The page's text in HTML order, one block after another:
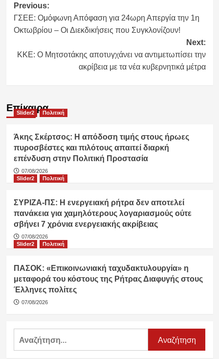
Post
navigation
Previous:
ΓΣΕΕ: Ομόφωνη Απόφαση για 24ωρη Απεργία την 1η
Οκτωβρίου – Οι Διεκδικήσεις που Συγκλονίζουν!
Next:
ΚΚΕ: Ο Μητσοτάκης αποτυγχάνει να αντιμετωπίσει την
ακρίβεια με τα νέα κυβερνητικά μέτρα
Επίκαιρα
Slider2 Πολιτική
Άκης Σκέρτσος: Η απόδοση τιμής στους ήρωες
πυροσβέστες και πιλότους απαιτεί διαρκή
επένδυση στην Πολιτική Προστασία
07/08/2026
Slider2
Πολιτική
ΣΥΡΙΖΑ-ΠΣ: Η ενεργειακή ρήτρα δεν αποτελεί
πανάκεια για χαμηλότερους λογαριασμούς ούτε
σβήνει 7 χρόνια ενεργειακής ακρίβειας
07/08/2026
Slider2
Πολιτική
ΠΑΣΟΚ: «Επικοινωνιακή ταχυδακτυλουργία» η
μεταφορά του κόστους της Ρήτρας Διαφυγής στους
Έλληνες πολίτες
07/08/2026
Αναζήτηση